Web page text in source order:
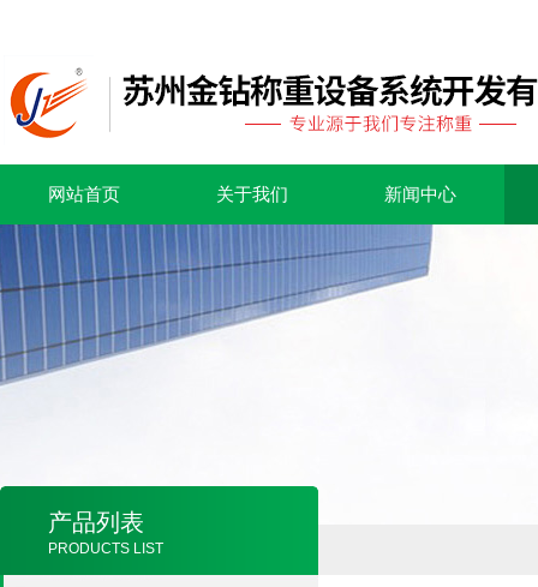
网站首页 关于我们 新闻中心
产品列表
PRODUCTS LIST